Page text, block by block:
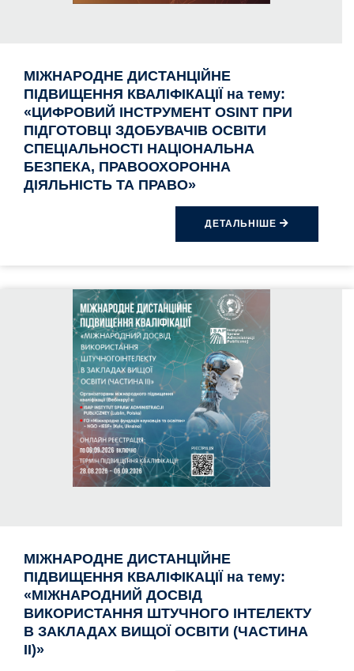
МІЖНАРОДНЕ ДИСТАНЦІЙНЕ
ПІДВИЩЕННЯ КВАЛІФІКАЦІЇ на тему:
«ЦИФРОВИЙ ІНСТРУМЕНТ OSINT ПРИ
ПІДГОТОВЦІ ЗДОБУВАЧІВ ОСВІТИ
СПЕЦІАЛЬНОСТІ НАЦІОНАЛЬНА
БЕЗПЕКА, ПРАВООХОРОННА
ДІЯЛЬНІСТЬ ТА ПРАВО»
ДЕТАЛЬНІШЕ
МІЖНАРОДНЕ ДИСТАНЦІЙНЕ
ПІДВИЩЕННЯ КВАЛІФІКАЦІЇ на тему:
«МІЖНАРОДНИЙ ДОСВІД
ВИКОРИСТАННЯ ШТУЧНОГО ІНТЕЛЕКТУ
В ЗАКЛАДАХ ВИЩОЇ ОСВІТИ (ЧАСТИНА
II)»